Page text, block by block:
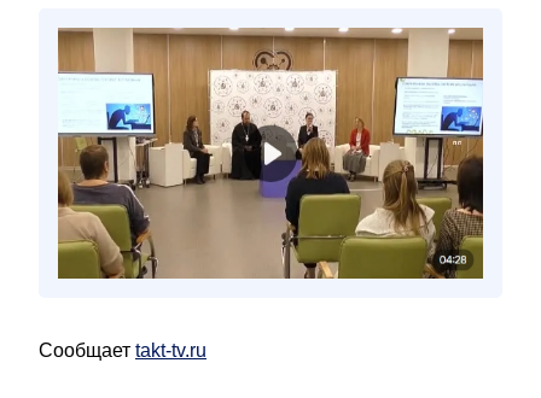
Сообщает takt-tv.ru